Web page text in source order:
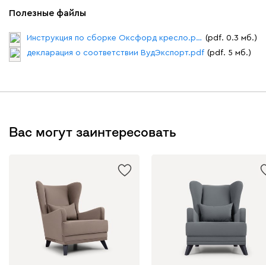
Полезные файлы
Инструкция по сборке Оксфорд кресло.pdf (pdf. 0.3 мб.)
декларация о соответствии ВудЭкспорт.pdf (pdf. 5 мб.)
Вас могут заинтересовать